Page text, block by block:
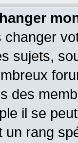
sujets,
des
il se
un rang